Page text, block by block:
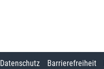
Datenschutz Barrierefreiheit